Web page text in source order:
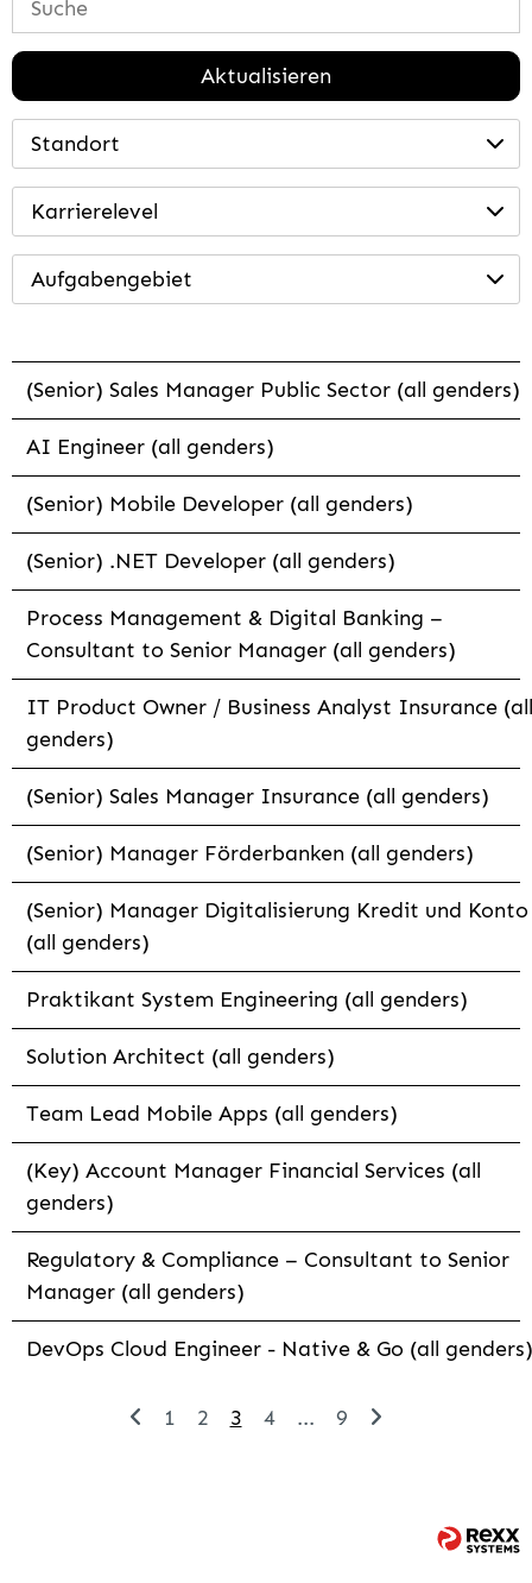
Aktualisieren
Standort
Karrierelevel
Aufgabengebiet
(Senior) Sales Manager Public Sector (all genders)
AI Engineer (all genders)
(Senior) Mobile Developer (all genders)
(Senior) .NET Developer (all genders)
Process Management & Digital Banking –
Consultant to Senior Manager (all genders)
IT Product Owner / Business Analyst Insurance (all
genders)
(Senior) Sales Manager Insurance (all genders)
(Senior) Manager Förderbanken (all genders)
(Senior) Manager Digitalisierung Kredit und Konto
(all genders)
Praktikant System Engineering (all genders)
Solution Architect (all genders)
Team Lead Mobile Apps (all genders)
(Key) Account Manager Financial Services (all
genders)
Regulatory & Compliance – Consultant to Senior
Manager (all genders)
DevOps Cloud Engineer - Native & Go (all genders)
1 2 3 4 ... 9